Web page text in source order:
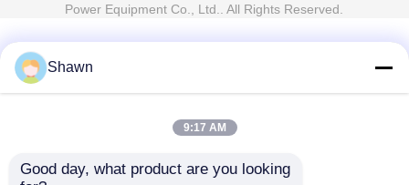
Power Equipment Co., Ltd.. All Rights Reserved.
Shawn
9:17 AM
Good day, what product are you looking